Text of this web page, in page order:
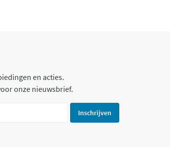
en acties.
onze nieuwsbrief.
Inschrijven